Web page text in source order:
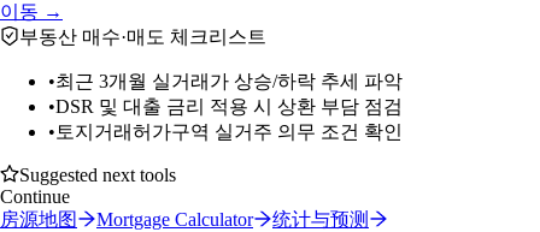
이동 →
부동산 매수·매도 체크리스트
•최근 3개월 실거래가 상승/하락 추세 파악
•DSR 및 대출 금리 적용 시 상환 부담 점검
• 토지거래허가구역 실거주 의무 조건 확인
Suggested next tools
Continue
房源地图
Mortgage Calculator
统计与预测